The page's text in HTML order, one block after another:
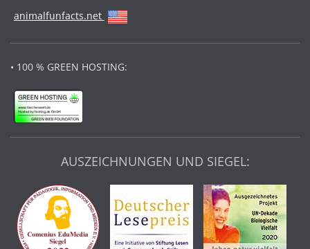
animalfunfacts.net
• 100 % GREEN HOSTING:
AUSZEICHNUNGEN UND SIEGEL: